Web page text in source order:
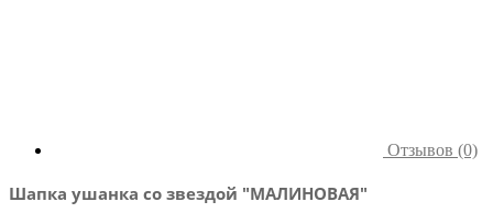
Отзывов (0)
Шапка ушанка со звездой "МАЛИНОВАЯ"